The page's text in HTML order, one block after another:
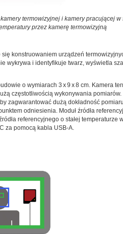
termowizyjnej i kamery pracującej
przez kamerę termowizyjną
konstruowaniem urządzeń
i identyfikuje twarz, wyświetla
o wymiarach 3 x 9 x 8 cm. Kamera
częstotliwością wykonywania
zagwarantować dużą dokładność
odniesienia. Moduł źródła
referencyjnego o stałej temperaturze
za pomocą kabla USB-A.